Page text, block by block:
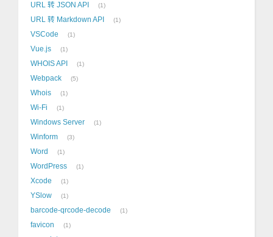
URL 转 JSON API 1
URL 转 Markdown API 1
VSCode 1
Vue.js 1
WHOIS API 1
Webpack 5
Whois 1
Wi-Fi 1
Windows Server 1
Winform 3
Word 1
WordPress 1
Xcode 1
YSlow 1
barcode-qrcode-decode 1
favicon 1